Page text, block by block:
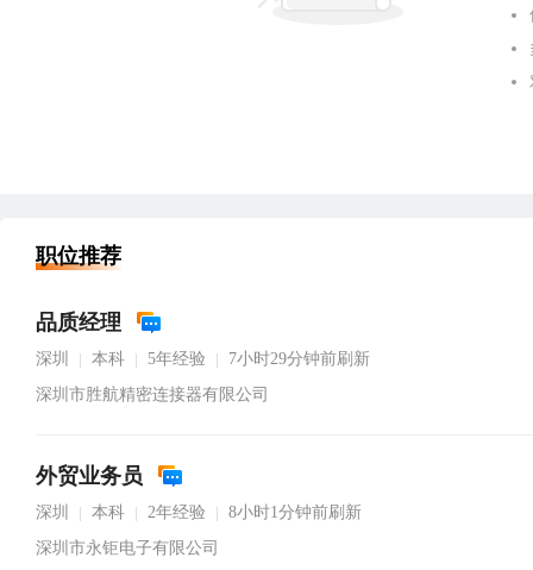
职位推荐
品质经理
深圳 本科 5年经验
7小时29分钟前刷新
深圳市胜航精密连接器有限公司
外贸业务员
深圳 本科 2年经验
8小时1分钟前刷新
深圳市永钜电子有限公司